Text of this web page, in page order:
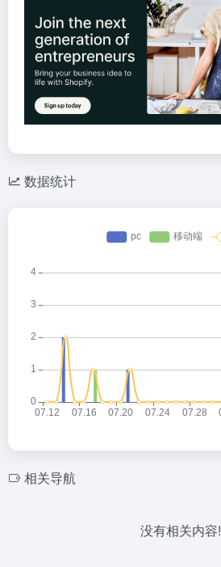
数据统计
相关导航
没有相关内容!